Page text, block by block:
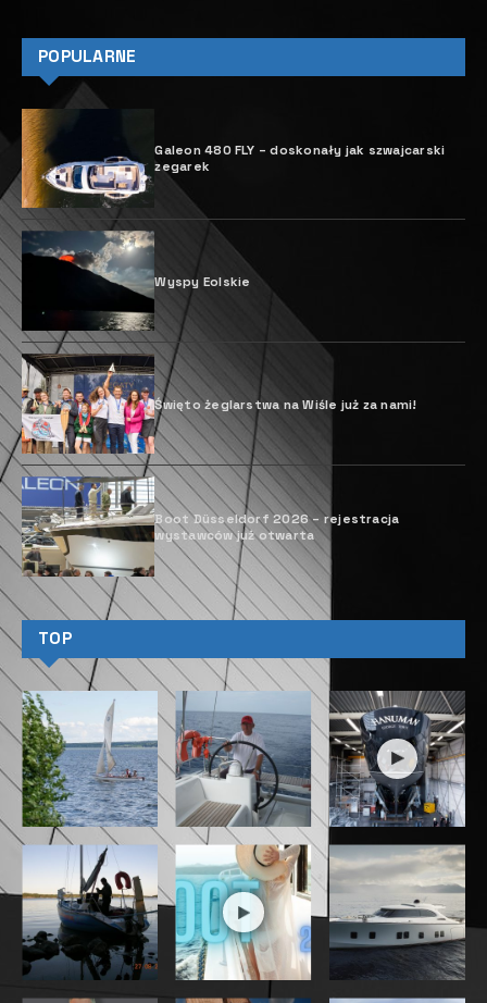
POPULARNE
Galeon 480 FLY – doskonały jak szwajcarski
zegarek
Wyspy Eolskie
Święto żeglarstwa na Wiśle już za nami!
Boot Düsseldorf 2026 – rejestracja
wystawców już otwarta
TOP